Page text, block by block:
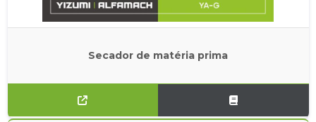
Secador de matéria prima